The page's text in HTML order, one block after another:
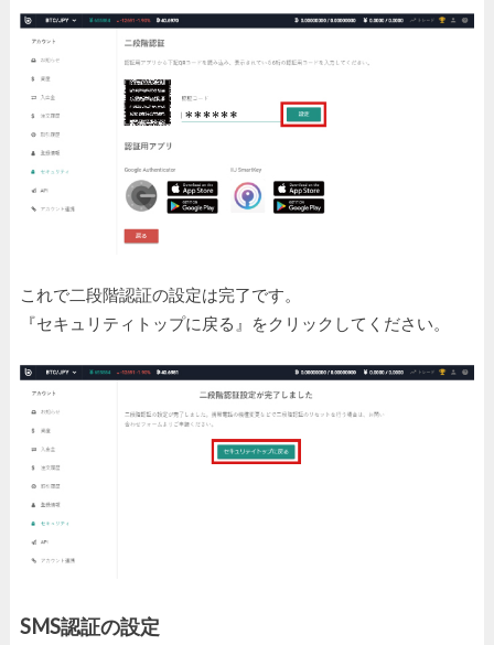
これで二段階認証の設定は完了です。
『セキュリティトップに戻る』をクリックしてください。
SMS認証の設定